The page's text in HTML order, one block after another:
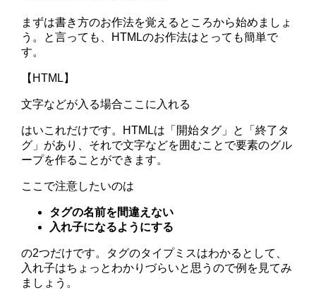
まずは書き方のお作法を覚えるところから始めましょ
う。と言っても、HTMLのお作法はとっても簡単で
す。
【HTML】
文字などが入る場合ここに入れる
はいこれだけです。HTMLは「開始タグ」と「終了タ
グ」があり、それで文字などを囲むことで要素のグル
ープを作ることができます。
ここで注意したいのは
タグの名前を間違えない
入れ子になるようにする
の2つだけです。タグのタイプミスはわかるとして、
入れ子はちょっとわかりづらいと思うので例を見てみ
ましょう。